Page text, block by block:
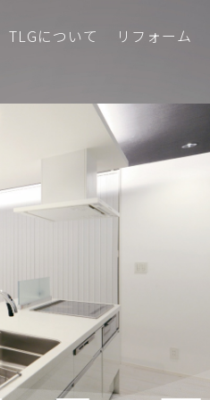
TLGについて リフォーム